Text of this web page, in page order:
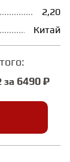
2,20
Китай
за 6490 ₽